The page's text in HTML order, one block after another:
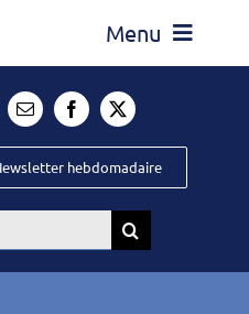
Menu
hebdomadaire